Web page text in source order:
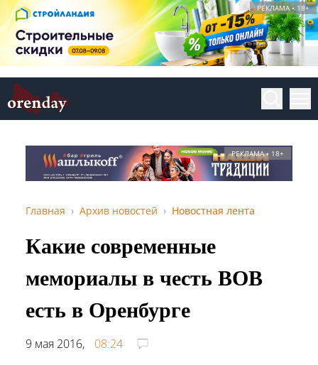
РЕКЛАМА • 18+
РЕКЛАМА • 18+
Главная Архив новостей Новостная лента
Какие современные
мемориалы в честь ВОВ
есть в Оренбурге
9 мая 2016,
08:24